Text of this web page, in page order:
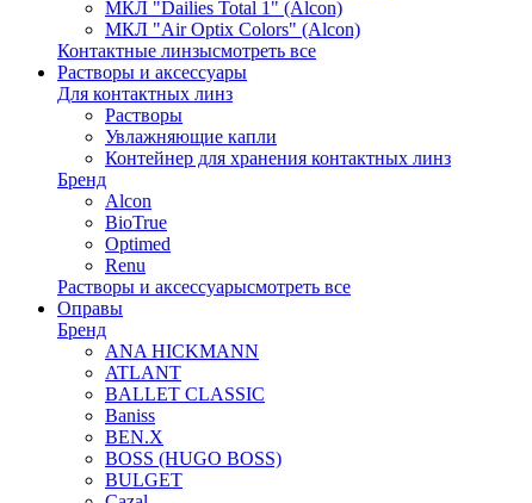
МКЛ "Dailies Total 1" (Alcon)
МКЛ "Air Optix Colors" (Alcon)
Контактные линзысмотреть все
Растворы и аксессуары
Для контактных линз
Растворы
Увлажняющие капли
Контейнер для хранения контактных линз
Бренд
Alcon
BioTrue
Optimed
Renu
Растворы и аксессуарысмотреть все
Оправы
Бренд
ANA HICKMANN
ATLANT
BALLET CLASSIC
Baniss
BEN.X
BOSS (HUGO BOSS)
BULGET